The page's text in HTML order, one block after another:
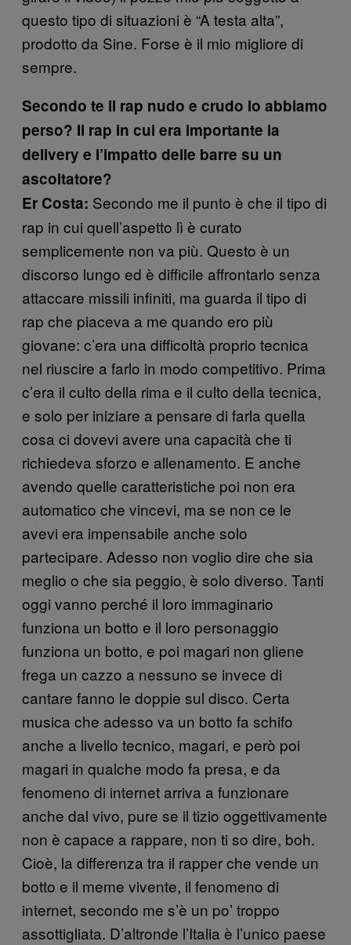
questo tipo di situazioni è “A testa alta”,
prodotto da Sine. Forse è il mio migliore di
sempre.
Secondo te il rap nudo e crudo lo abbiamo
perso? Il rap in cui era importante la
delivery e l’impatto delle barre su un
ascoltatore?
Er Costa: Secondo me il punto è che il tipo di
rap in cui quell’aspetto lì è curato
semplicemente non va più. Questo è un
discorso lungo ed è difficile affrontarlo senza
attaccare missili infiniti, ma guarda il tipo di
rap che piaceva a me quando ero più
giovane: c’era una difficoltà proprio tecnica
nel riuscire a farlo in modo competitivo. Prima
c’era il culto della rima e il culto della tecnica,
e solo per iniziare a pensare di farla quella
cosa ci dovevi avere una capacità che ti
richiedeva sforzo e allenamento. E anche
avendo quelle caratteristiche poi non era
automatico che vincevi, ma se non ce le
avevi era impensabile anche solo
partecipare. Adesso non voglio dire che sia
meglio o che sia peggio, è solo diverso. Tanti
oggi vanno perché il loro immaginario
funziona un botto e il loro personaggio
funziona un botto, e poi magari non gliene
frega un cazzo a nessuno se invece di
cantare fanno le doppie sul disco. Certa
musica che adesso va un botto fa schifo
anche a livello tecnico, magari, e però poi
magari in qualche modo fa presa, e da
fenomeno di internet arriva a funzionare
anche dal vivo, pure se il tizio oggettivamente
non è capace a rappare, non ti so dire, boh.
Cioè, la differenza tra il rapper che vende un
botto e il meme vivente, il fenomeno di
internet, secondo me s’è un po’ troppo
assottigliata. D’altronde l’Italia è l’unico paese